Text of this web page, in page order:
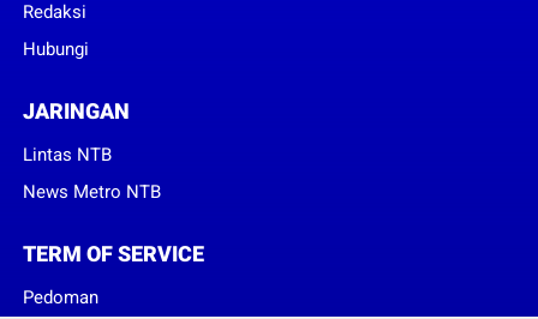
Redaksi
Hubungi
JARINGAN
Lintas NTB
News Metro NTB
TERM OF SERVICE
Pedoman